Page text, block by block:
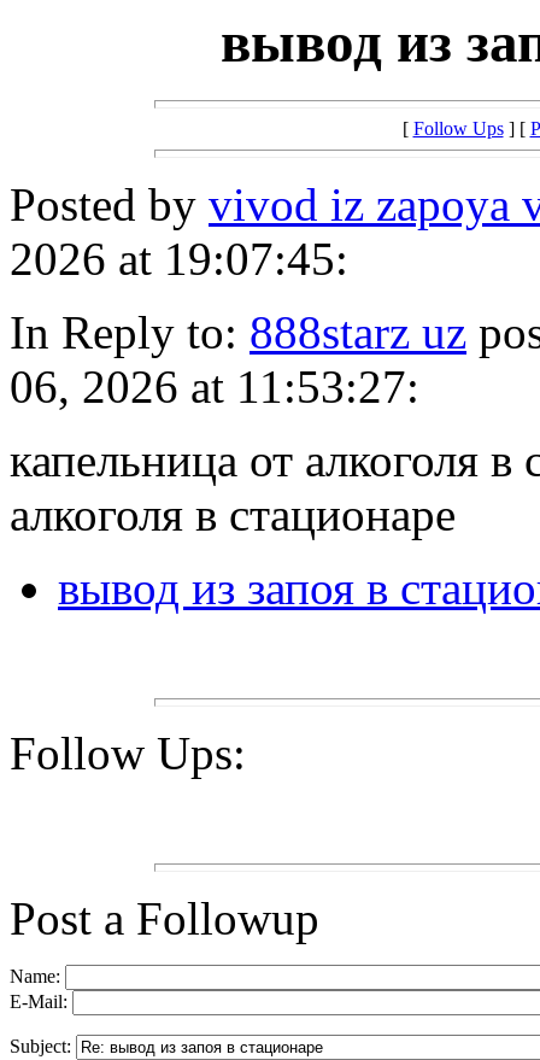
вывод из
[ Follow Ups] [
Posted by vivod iz zapoya
2026 at 19:07:45:
In Reply to: 888starz uz
06, 2026 at 11:53:27:
капельница от алкоголя в
алкоголя в стационаре
вывод из запоя в
Follow Ups:
Post a Followup
Name:
E-Mail:
Subject: